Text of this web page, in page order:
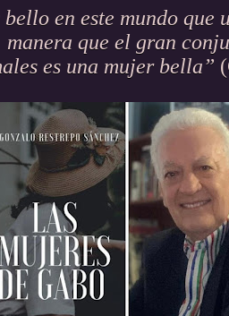
bello en este mundo que
manera que el gran
es una mujer bella”